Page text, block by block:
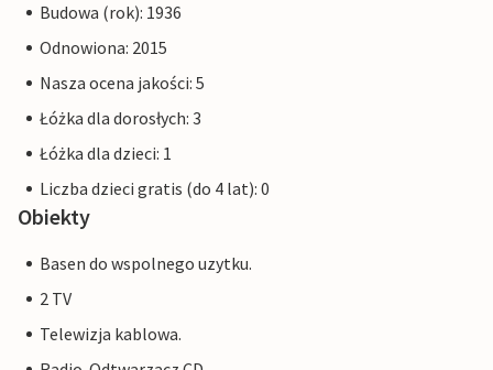
Budowa (rok): 1936
Odnowiona: 2015
Nasza ocena jakości: 5
Łóżka dla dorosłych: 3
Łóżka dla dzieci: 1
Liczba dzieci gratis (do 4 lat): 0
Obiekty
Basen do wspolnego uzytku.
2 TV
Telewizja kablowa.